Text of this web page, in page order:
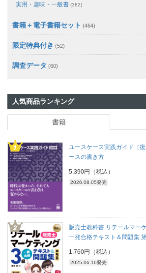
実用・趣味・一般書 (382)
書籍＋電子書籍セット (464)
限定特典付き (52)
調査データ (60)
人気商品ランキング
書籍
ユースケース実践ガイド［
ースの書き方
5,390円（税込）
2026.08.05発売
販売士教科書 リテールマー
一発合格テキスト＆問題集
1,760円（税込）
2025.06.16発売